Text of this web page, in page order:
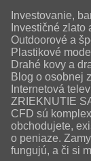
Investovanie,
Investičné zlato
Outdoorové a
Plastikové
Drahé kovy a
Blog o osobnej
Internetová
ZRIEKNUTIE
CFD sú
obchodujete,
o peniaze.
fungujú, a či si